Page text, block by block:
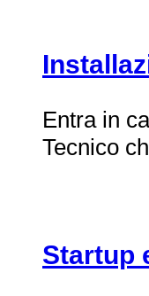
Entra in
Tecnico
Startup